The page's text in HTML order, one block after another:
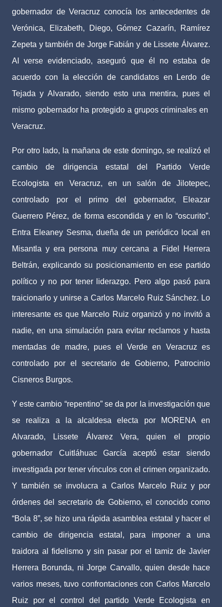
gobernador de Veracruz conocía los antecedentes de
Verónica, Elizabeth, Diego, Gómez Cazarín, Ramírez
Zepeta y también de Jorge Fabián y de Lissete Álvarez.
Al verse evidenciado, aseguró que él no estaba de
acuerdo con la elección de candidatos en Lerdo de
Tejada y Alvarado, siendo esto una mentira, pues el
mismo gobernador ha protegido a grupos criminales en
Veracruz.
Por otro lado, la mañana de este domingo, se realizó el
cambio de dirigencia estatal del Partido Verde
Ecologista en Veracruz, en un salón de Jilotepec,
controlado por el primo del gobernador, Eleazar
Guerrero Pérez, de forma escondida y en lo “oscurito”.
Entra Eleaney Sesma, dueña de un periódico local en
Misantla y era persona muy cercana a Fidel Herrera
Beltrán, explicando su posicionamiento en ese partido
político y no por tener liderazgo. Pero algo pasó para
traicionarlo y unirse a Carlos Marcelo Ruiz Sánchez. Lo
interesante es que Marcelo Ruiz organizó y no invitó a
nadie, en una simulación para evitar reclamos y hasta
mentadas de madre, pues el Verde en Veracruz es
controlado por el secretario de Gobierno, Patrocinio
Cisneros Burgos.
Y este cambio “repentino” se da por la investigación que
se realiza a la alcaldesa electa por MORENA en
Alvarado, Lissete Álvarez Vera, quien el propio
gobernador Cuitláhuac García aceptó estar siendo
investigada por tener vínculos con el crimen organizado.
Y también se involucra a Carlos Marcelo Ruiz y por
órdenes del secretario de Gobierno, el conocido como
“Bola 8”, se hizo una rápida asamblea estatal y hacer el
cambio de dirigencia estatal, para imponer a una
traidora al fidelismo y sin pasar por el tamiz de Javier
Herrera Borunda, ni Jorge Carvallo, quien desde hace
varios meses, tuvo confrontaciones con Carlos Marcelo
Ruiz por el control del partido Verde Ecologista en